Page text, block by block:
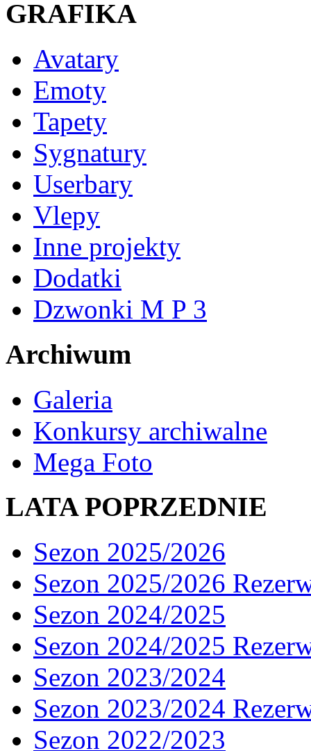
GRAFIKA
Avatary
Emoty
Tapety
Sygnatury
Userbary
Vlepy
Inne projekty
Dodatki
Dzwonki M P 3
Archiwum
Galeria
Konkursy archiwalne
Mega Foto
LATA POPRZEDNIE
Sezon 2025/2026
Sezon 2025/2026
Sezon 2024/2025
Sezon 2024/2025
Sezon 2023/2024
Sezon 2023/2024
Sezon 2022/2023